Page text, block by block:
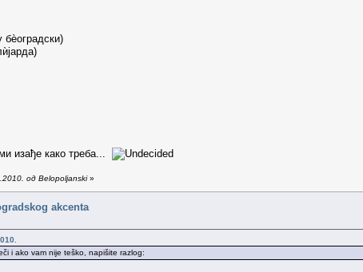
изађе како треба...
од Belopoljanski»
akcenta
i ako vam nije teško, napišite razlog: